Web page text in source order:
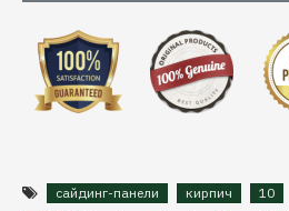
сайдинг-панели кирпич 10